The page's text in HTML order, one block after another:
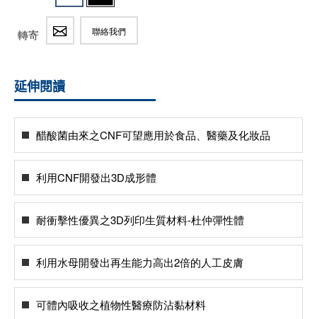
轉寄 聯絡我們
延伸閱讀
醋酸菌由來之CNF可望應用於食品、醫藥及化妝品
利用CNF開發出3D成形體
耐衝擊性優異之3D列印生質材料-杜仲彈性體
利用水母開發出再生能力高出2倍的人工皮膚
可體內吸收之植物性醫療防沾黏材料